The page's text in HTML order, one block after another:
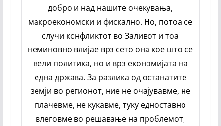
добро и над нашите очекувања,
макроекономски и фискално. Но, потоа се
случи конфликтот во Заливот и тоа
неминовно влијае врз сето она кое што се
вели политика, но и врз економијата на
една држава. За разлика од останатите
земји во регионот, ние не очајувавме, не
плачевме, не кукавме, туку едноставно
влеговме во решавање на проблемот,